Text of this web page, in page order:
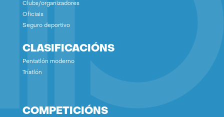
Clubs/organizadores
Oficiais
Seguro deportivo
CLASIFICACIÓNS
Pentatlón moderno
Tríatlón
COMPETICIÓNS